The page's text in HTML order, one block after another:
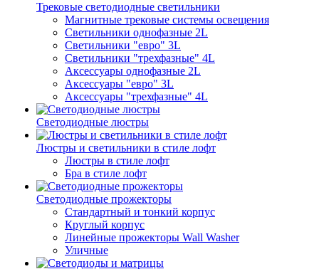
Трековые светодиодные светильники
Магнитные трековые системы освещения
Светильники однофазные 2L
Светильники "евро" 3L
Светильники "трехфазные" 4L
Аксессуары однофазные 2L
Аксессуары "евро" 3L
Аксессуары "трехфазные" 4L
Светодиодные люстры
Люстры и светильники в стиле лофт
Люстры в стиле лофт
Бра в стиле лофт
Светодиодные прожекторы
Стандартный и тонкий корпус
Круглый корпус
Линейные прожекторы Wall Washer
Уличные